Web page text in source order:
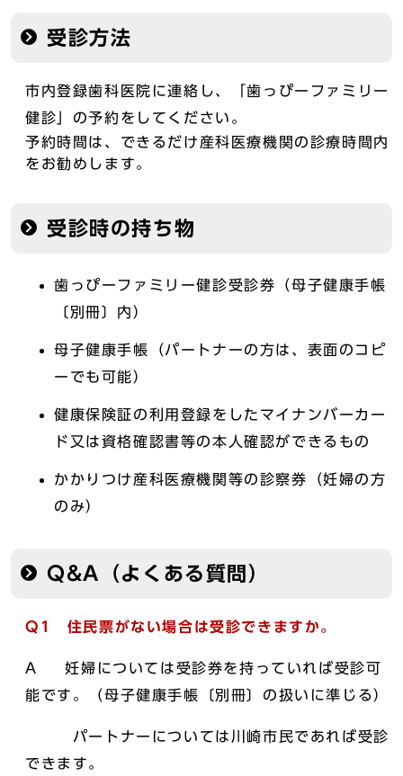
受診方法
市内登録歯科医院に連絡し、「歯っぴーファミリー
健診」の予約をしてください。
予約時間は、できるだけ産科医療機関の診療時間内
をお勧めします。
受診時の持ち物
歯っぴーファミリー健診受診券（母子健康手帳
〔別冊〕内）
母子健康手帳（パートナーの方は、表面のコピ
ーでも可能）
健康保険証の利用登録をしたマイナンバーカー
ド又は資格確認書等の本人確認ができるもの
かかりつけ産科医療機関等の診察券（妊婦の方
のみ）
Q&A（よくある質問）
Q1 住民票がない場合は受診できますか。
A 妊婦については受診券を持っていれば受診可
能です。（母子健康手帳〔別冊〕の扱いに準じる）
パートナーについては川崎市民であれば受診
できます。